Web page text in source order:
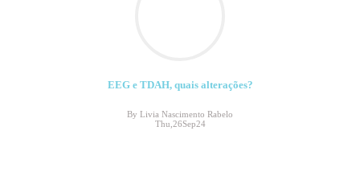
EEG e TDAH, quais alterações?
By Livia Nascimento Rabelo
Thu,26Sep24